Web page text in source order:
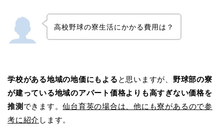
高校野球の寮生活にかかる費用は？
学校がある地域の地価にもよる と思いますが、 野球部の寮
が建っている地域のアパート価格よりも高すぎない価格を
推測 できます。仙台育英の場合は、他にも寮があるので参
考に紹介 します。